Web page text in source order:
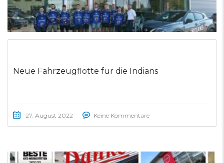
Neue Fahrzeugflotte für die Indians
27. August 2022 Keine Kommentare